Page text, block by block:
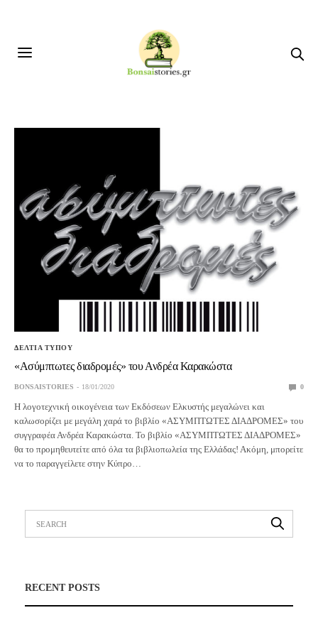
ΔΕΛΤΙΑ ΤΥΠΟΥ
«Ασύμπτωτες διαδρομές» του Ανδρέα Καρακώστα
BONSAISTORIES 18/01/2020 0
Η λογοτεχνική οικογένεια των Εκδόσεων Ελκυστής μεγαλώνει και
καλωσορίζει με μεγάλη χαρά το βιβλίο «ΑΣΥΜΠΤΩΤΕΣ ΔΙΑΔΡΟΜΕΣ» του
συγγραφέα Ανδρέα Καρακώστα. Το βιβλίο «ΑΣΥΜΠΤΩΤΕΣ ΔΙΑΔΡΟΜΕΣ»
θα το προμηθευτείτε από όλα τα βιβλιοπωλεία της Ελλάδας! Ακόμη, μπορείτε
να το παραγγείλετε στην Κύπρο…
RECENT POSTS